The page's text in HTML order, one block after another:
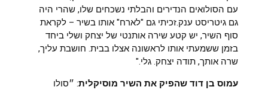
עם הסולואים הנדירים והבלתי נשכחים שלו, שהרי היה
גם גיטריסט ענק.זכיתי גם "לארח" אותו בשיר – לקראת
סוף השיר, יש קטע שירה אותנטי של יצחק ושלי ביחד
בזמן ששמעתי אותו לראשונה אצלו בבית. חושבת עליך,
שרה אותך, תודה יצחק. גלי."
עמוס בן דוד שהפיק את השיר מוסיקלית: ״סולו